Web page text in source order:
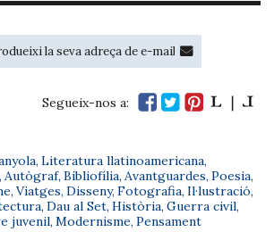
Segueix-nos a:
, Literatura llatinoamericana,
, Autògraf, Bibliofília, Avantguardes, Poesia,
, Viatges, Disseny, Fotografia, Il·lustració,
, Dau al Set, Història, Guerra civil,
juvenil, Modernisme, Pensament